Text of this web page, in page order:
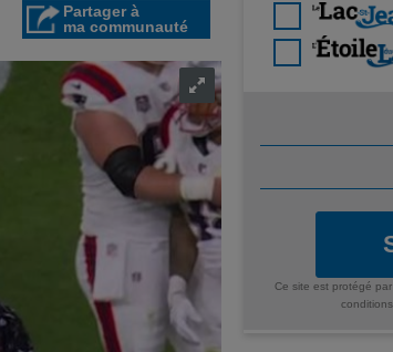
Partager à
ma communauté
Ce site est protégé